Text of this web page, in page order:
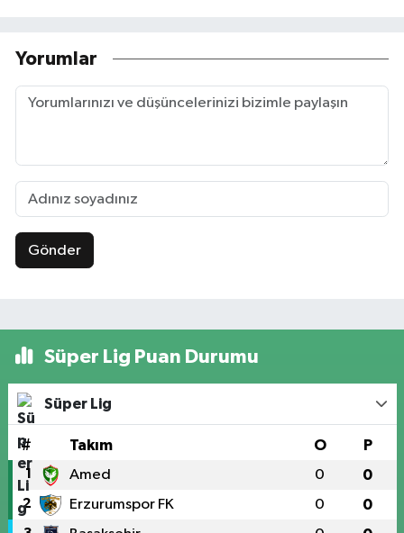
Yorumlar
Gönder
Süper Lig Puan Durumu
Süper Lig
# Takım O P
1 Amed 0 0
2 Erzurumspor FK 0 0